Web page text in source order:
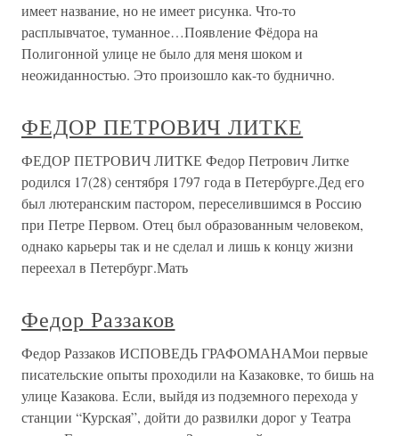
имеет название, но не имеет рисунка. Что-то
расплывчатое, туманное…Появление Фёдора на
Полигонной улице не было для меня шоком и
неожиданностью. Это произошло как-то буднично.
ФЕДОР ПЕТРОВИЧ ЛИТКЕ
ФЕДОР ПЕТРОВИЧ ЛИТКЕ Федор Петрович Литке
родился 17(28) сентября 1797 года в Петербурге.Дед его
был лютеранским пастором, переселившимся в Россию
при Петре Первом. Отец был образованным человеком,
однако карьеры так и не сделал и лишь к концу жизни
переехал в Петербург.Мать
Федор Раззаков
Федор Раззаков ИСПОВЕДЬ ГРАФОМАНАМои первые
писательские опыты проходили на Казаковке, то бишь на
улице Казакова. Если, выйдя из подземного перехода у
станции “Курская”, дойти до развилки дорог у Театра